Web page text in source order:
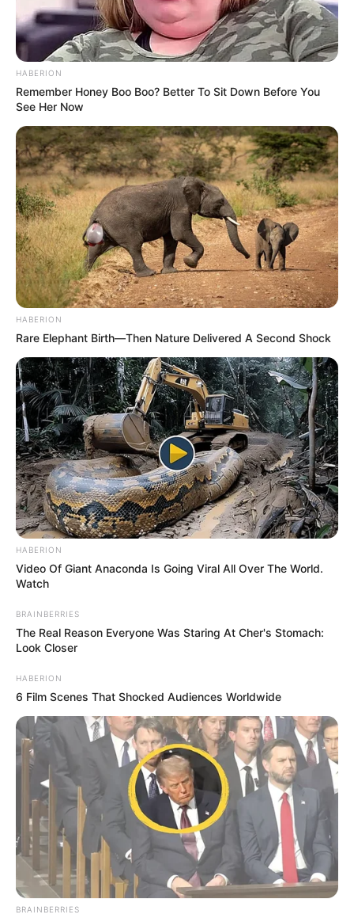
HABERION
Remember Honey Boo Boo? Better To Sit Down Before You
See Her Now
HABERION
Rare Elephant Birth—Then Nature Delivered A Second Shock
HABERION
Video Of Giant Anaconda Is Going Viral All Over The World.
Watch
BRAINBERRIES
The Real Reason Everyone Was Staring At Cher's Stomach:
Look Closer
HABERION
6 Film Scenes That Shocked Audiences Worldwide
BRAINBERRIES